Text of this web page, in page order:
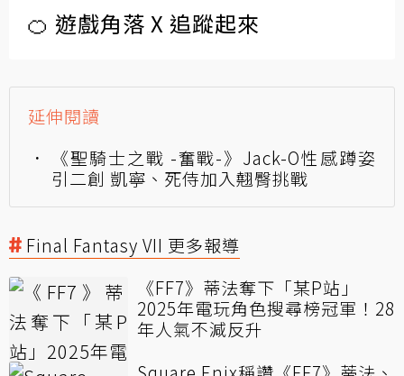
🍊 遊戲角落 X 追蹤起來
延伸閱讀
《聖騎士之戰 -奮戰-》Jack-O性感蹲姿
引二創 凱寧、死侍加入翹臀挑戰
Final Fantasy VII 更多報導
《FF7》蒂法奪下「某P站」
2025年電玩角色搜尋榜冠軍！28
年人氣不減反升